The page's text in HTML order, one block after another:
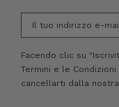
Facendo clic su
Termini e le Condizioni
cancellarti dalla